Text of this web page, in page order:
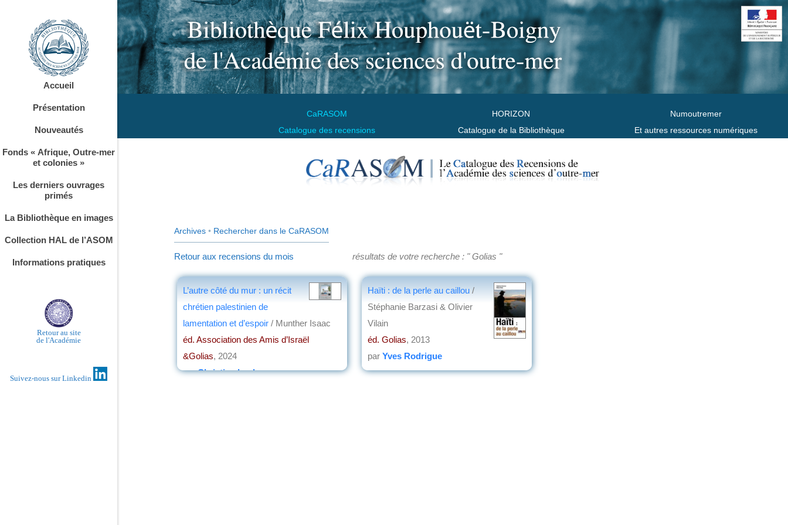
CaRASOM
Catalogue des recensions
HORIZON
Catalogue de la Bibliothèque
Numoutremer
Et autres ressources numériques
Accueil
Présentation
Nouveautés
Fonds « Afrique, Outre-mer
et colonies »
Les derniers ouvrages
primés
La Bibliothèque en images
Collection HAL de l’ASOM
Informations pratiques
Retour au site
de l'Académie
Suivez-nous sur Linkedin
Archives • Rechercher dans le CaRASOM
Retour aux recensions du mois résultats de votre recherche : " Golias "
L’autre côté du mur : un récit
chrétien palestinien de
lamentation et d’espoir / Munther Isaac
éd. Association des Amis d’Israël
&Golias, 2024
parChristian Lochon
Haïti : de la perle au caillou /
Stéphanie Barzasi & Olivier
Vilain
éd. Golias, 2013
par Yves Rodrigue